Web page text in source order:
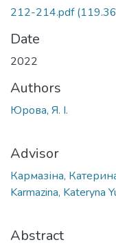
212-214.pdf
Date
2022
Authors
Юрова, Я. І.
Advisor
Кармазіна,
Karmazina, Kateryna
Abstract